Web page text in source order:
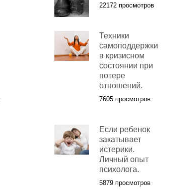
22172 просмотров
Техники
самоподдержки
в кризисном
состоянии при
потере
отношений.
7605 просмотров
Если ребенок
закатывает
истерики.
Личный опыт
психолога.
5879 просмотров